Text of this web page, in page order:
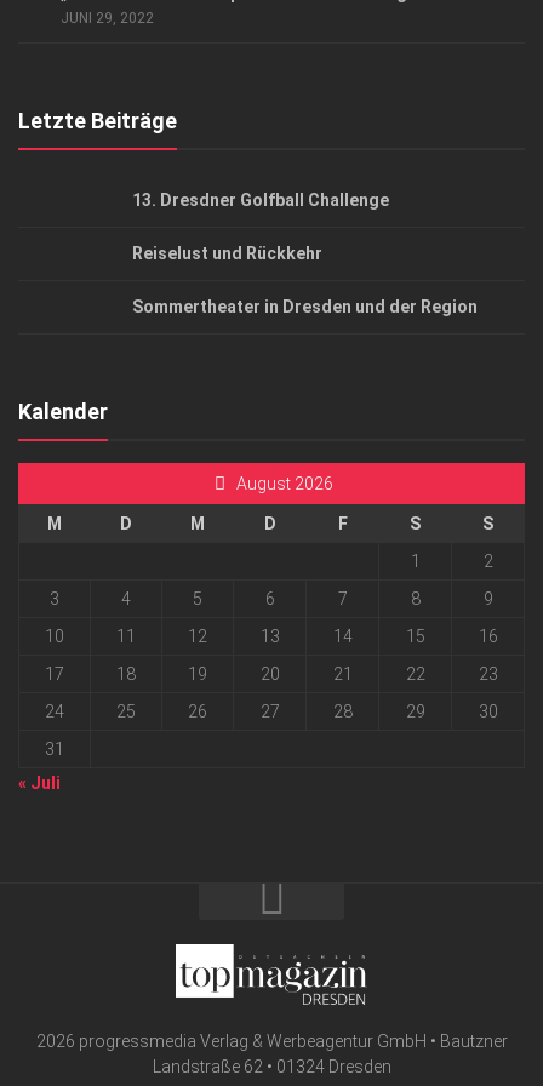
JUNI 29, 2022
Letzte Beiträge
13. Dresdner Golfball Challenge
Reiselust und Rückkehr
Sommertheater in Dresden und der Region
Kalender
August 2026
M D M D F S
S
1
2
3
4 5 6 7 8
9
10
11 12 13 14 15
16
17
18 19 20 21 22
23
24
25 26 27 28 29
30
31
« Juli
2026 progressmedia Verlag & Werbeagentur GmbH • Bautzner
Landstraße 62 • 01324 Dresden